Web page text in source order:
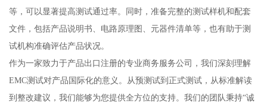
等，可以显著提高测试通过率。同时，准备完整的测试样机和配套
文件，包括产品说明书、电路原理图、元器件清单等，也有助于测
试机构准确评估产品状况。
作为一家致力于产品出口注册的专业商务服务公司，我们深刻理解
EMC测试对产品国际化的意义。从预测试到正式测试，从标准解读
到整改建议，我们能够为您提供全方位的支持。我们的团队秉持“诚